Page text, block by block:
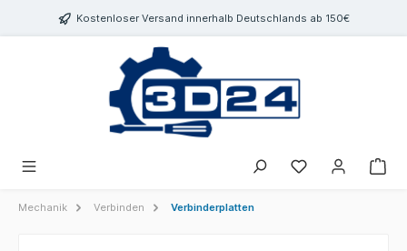
springenKostenloser Versand innerhalb Deutschlands ab 150€
Mechanik Verbinden Verbinderplatten